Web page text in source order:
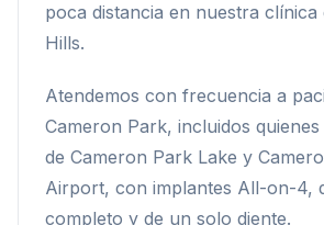
poca distancia en nuestra clínica
Hills.
Atendemos con frecuencia a
Cameron Park, incluidos
de Cameron Park Lake y
Airport, con implantes All-on-4,
completo y de un solo diente.